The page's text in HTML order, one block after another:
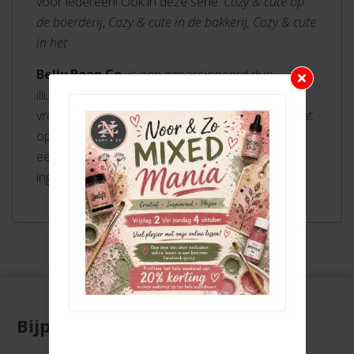
de boerderij, Cozy & cute in de bakkerij, Cozy & cute
in het
Belly Bean Co.is een gepassioneerd duo
illustrators. In al hun ontwerpen stoppen zij
vrolijkheid en creativiteit. In hun kleurboeken staat
op elke pagina niet zomaar een tekening, maar
een verhaal dat er op wacht om te worden
ingekleurd.
Bijpassende producten